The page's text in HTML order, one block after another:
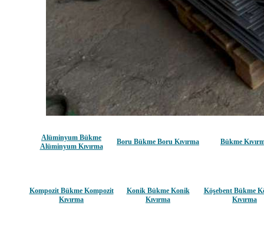
Alüminyum Bükme
Alüminyum Kıvırma
Boru Bükme Boru Kıvırma Bükme
Kompozit Bükme Kompozit
Kıvırma
Konik Bükme Konik
Kıvırma
Köşebent Bükme
Kıvırma